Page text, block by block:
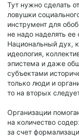
Тут нужно сделать
ловушки
инструмент для
не надо наделять
Национальный дух,
идеология,
эпистема и даже
субъектами
только люди и
то на вторых
Организации
на количество
за счет